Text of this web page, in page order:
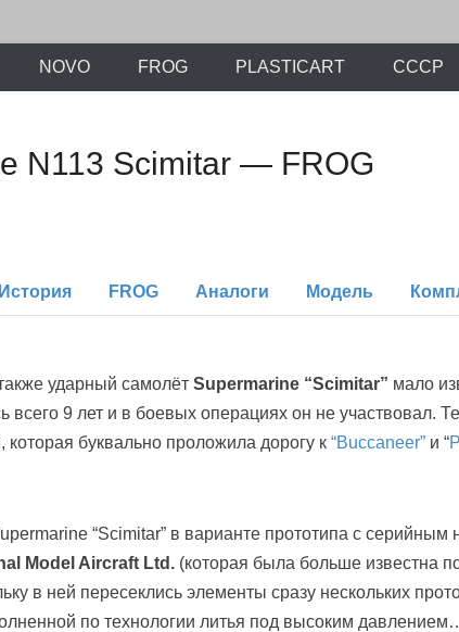
NOVO FROG PLASTICART СССР
N113 Scimitar — FROG
История FROG Аналоги Модель
ударный самолёт Supermarine “Scimitar” мало
всего 9 лет и в боевых операциях он не
которая буквально проложила дорогу к “Buccaneer” и “
“Scimitar” в варианте прототипа с
Model Aircraft Ltd. (которая была больше известна
в ней пересеклись элементы сразу нескольких
по технологии литья под высоким